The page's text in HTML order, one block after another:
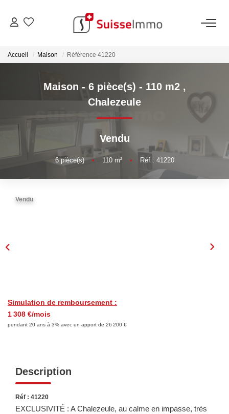
ACHETER
Découvrez Nos Programmes Neufs
VENDRE
Estimer Votre Bien En Ligne
FAIRE GÉRER
Accueil Maison Référence 41220
Maison - 6 pièce(s) - 110 m2 ,
Chalezeule
Vendu
6pièce(s) • 110m² • Réf : 41220
Vendu
Simulation de remboursement :
1 308 €/mois
pendant 20 ans à 3% avec un apport de 26 200 €
Description
Réf : 41220
EXCLUSIVITÉ : A Chalezeule, au calme en impasse, très